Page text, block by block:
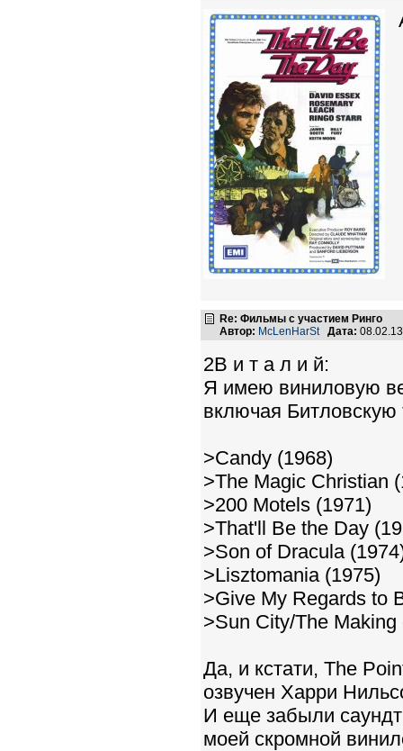
Re: Фильмы с участием Ринго
Автор: McLenHarSt Дата:
2В и т а л и й:
Я имею виниловую
включая Битловскую
>Candy (1968)
>The Magic Christian
>200 Motels (1971)
>That'll Be the Day
>Son of Dracula
>Lisztomania (1975)
>Give My Regards to
>Sun City/The
Да, и кстати, The
озвучен Харри
И еще забыли
моей скромной